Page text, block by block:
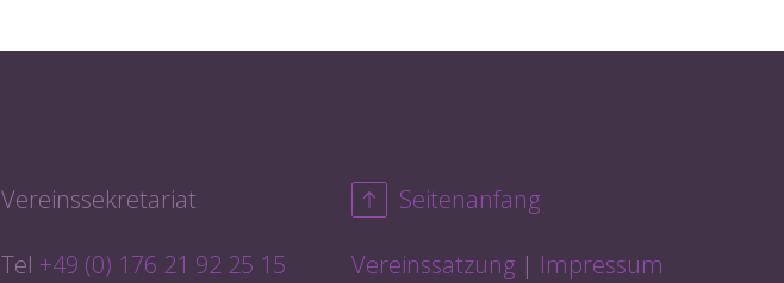
Vereinssekretariat
Tel +49 (0) 176 21 92 25 15
Seitenanfang
Vereinssatzung
Impressum